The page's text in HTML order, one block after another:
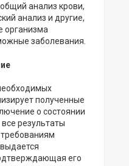
анализ крови,
анализ и другие,
организма
заболевания.
полученные
о состоянии
результаты
его